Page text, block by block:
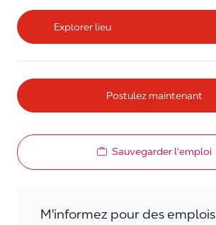
Explorer lieu
Postulez maintenant
Sauvegarder l'emploi
M'informez pour des emplois